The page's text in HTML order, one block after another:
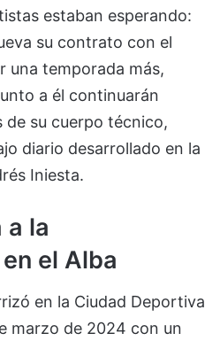
estaban esperando:
su contrato con el
una temporada más,
a él continuarán
de su cuerpo técnico,
diario desarrollado en la
Iniesta.
a la
el Alba
en la Ciudad Deportiva
marzo de 2024 con un